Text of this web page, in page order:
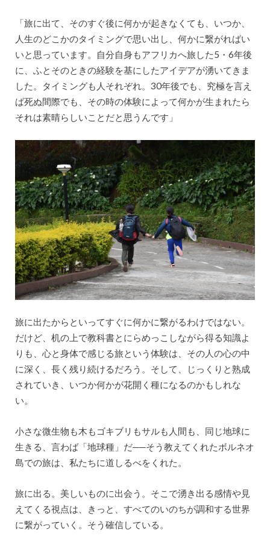
「旅に出て、そのすぐ後に何かが起きなくても、いつか、
人生のどこかのタイミングで思い出し、何かに繋がればい
いと思っています。自分自身もアフリカへ旅した5・6年後
に、ふとそのときの経験を基にしたアイデアが湧いてきま
した。タイミングも人それぞれ。30年後でも、究極を言え
ば死ぬ間際でも、その時の体験によって何かが生まれたら
それは素晴らしいことだと思うんです」
旅に出たからといってすぐに何かに繋がるわけではない。
だけど、机の上で教科書とにらめっこしながら得る知識よ
りも、心と身体で感じる旅という体験は、その人の心の中
に深く、長く残り続けるだろう。そして、じっくりと熟成
されていき、いつか何かが花開く種になるのかもしれな
い。
小さな微生物も木もゴキブリもサルも人間も、同じ地球に
生きる、言わば「地球種」だ──そう教えてくれたボルネオ
島での旅は、私たちに道しるべをくれた。
旅に出る。美しいものに出会う。そこで湧き出る感情や見
えてくる視点は、きっと、すべてのいのちが調和する世界
に繋がっていく。そう確信している。